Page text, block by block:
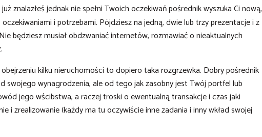
znalazłeś jednak nie spełni Twoich oczekiwań pośrednik wyszuka Ci nową,
i potrzebami. Pójdziesz na jedną, dwie lub trzy prezentacje i z
będziesz musiał obdzwaniać internetów, rozmawiać o nieaktualnych
kilku nieruchomości to dopiero taka rozgrzewka. Dobry pośrednik
swojego wynagrodzenia, ale od tego jak zasobny jest Twój portfel lub
jego wścibstwa, a raczej troski o ewentualną transakcje i czas jaki
i zrealizowanie (każdy ma tu oczywiście inne zadania i inny wkład swojej